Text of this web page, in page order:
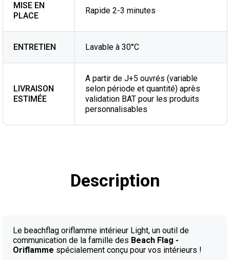
MISE EN
PLACE
Rapide 2-3 minutes
ENTRETIEN Lavable à 30°C
LIVRAISON
ESTIMÉE
A partir de J+5 ouvrés (variable
selon période et quantité) après
validation BAT pour les produits
personnalisables
Description
Le beachflag oriflamme intérieur Light, un outil de
communication de la famille des Beach Flag -
Oriflamme spécialement conçu pour vos intérieurs !